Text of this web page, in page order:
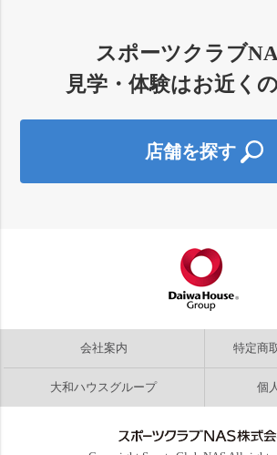
スポーツクラブ
見学・体験はお近く
店舗を探す
会社案内 特定商
大和ハウスグループ 個